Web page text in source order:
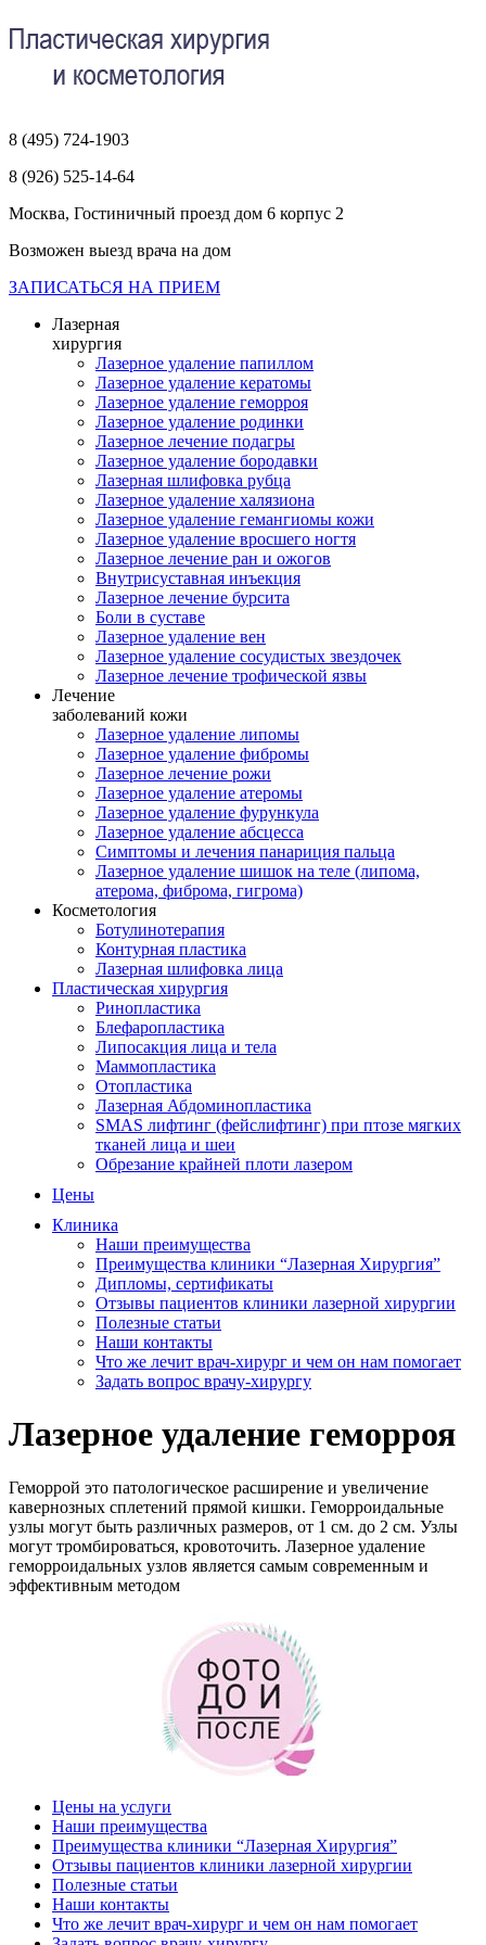
8 (495) 724-1903
8 (926) 525-14-64
Москва, Гостиничный проезд дом 6 корпус 2
Возможен выезд врача на дом
ЗАПИСАТЬСЯ НА ПРИЕМ
Лазерная
хирургия
Лазерное удаление папиллом
Лазерное удаление кератомы
Лазерное удаление геморроя
Лазерное удаление родинки
Лазерное лечение подагры
Лазерное удаление бородавки
Лазерная шлифовка рубца
Лазерное удаление халязиона
Лазерное удаление гемангиомы кожи
Лазерное удаление вросшего ногтя
Лазерное лечение ран и ожогов
Внутрисуставная инъекция
Лазерное лечение бурсита
Боли в суставе
Лазерное удаление вен
Лазерное удаление сосудистых звездочек
Лазерное лечение трофической язвы
Лечение
заболеваний кожи
Лазерное удаление липомы
Лазерное удаление фибромы
Лазерное лечение рожи
Лазерное удаление атеромы
Лазерное удаление фурункула
Лазерное удаление абсцесса
Симптомы и лечения панариция пальца
Лазерное удаление шишок на теле (липома,
атерома, фиброма, гигрома)
Косметология
Ботулинотерапия
Контурная пластика
Лазерная шлифовка лица
Пластическая хирургия
Ринопластика
Блефаропластика
Липосакция лица и тела
Маммопластика
Отопластика
Лазерная Абдоминопластика
SMAS лифтинг (фейслифтинг) при птозе мягких
тканей лица и шеи
Обрезание крайней плоти лазером
Цены
Клиника
Наши преимущества
Преимущества клиники “Лазерная Хирургия”
Дипломы, сертификаты
Отзывы пациентов клиники лазерной хирургии
Полезные статьи
Наши контакты
Что же лечит врач-хирург и чем он нам помогает
Задать вопрос врачу-хирургу
Лазерное удаление геморроя
Геморрой это патологическое расширение и увеличение
кавернозных сплетений прямой кишки. Геморроидальные
узлы могут быть различных размеров, от 1 см. до 2 см. Узлы
могут тромбироваться, кровоточить. Лазерное удаление
геморроидальных узлов является самым современным и
эффективным методом
Цены на услуги
Наши преимущества
Преимущества клиники “Лазерная Хирургия”
Отзывы пациентов клиники лазерной хирургии
Полезные статьи
Наши контакты
Что же лечит врач-хирург и чем он нам помогает